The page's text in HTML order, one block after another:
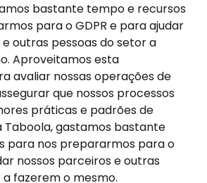
bastante tempo e recursos
para o GDPR e para ajudar
outras pessoas do setor a
Aproveitamos esta
avaliar nossas operações de
que nossos processos
práticas e padrões de
Taboola, gastamos bastante
para nos prepararmos para o
nossos parceiros e outras
fazerem o mesmo.